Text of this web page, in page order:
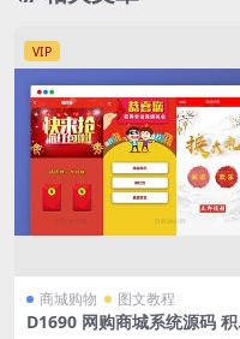
VIP
商城购物 图文教程
D1690 网购商城系统源码 积